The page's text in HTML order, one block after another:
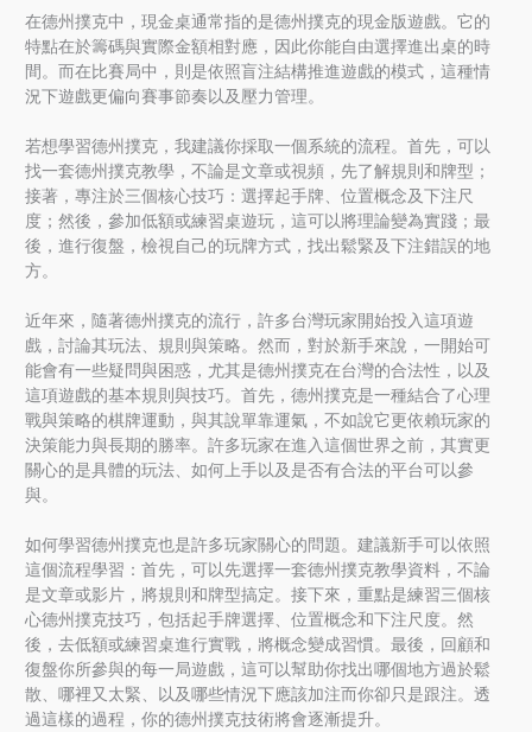
在德州撲克中，現金桌通常指的是德州撲克的現金版遊戲。它的
特點在於籌碼與實際金額相對應，因此你能自由選擇進出桌的時
間。而在比賽局中，則是依照盲注結構推進遊戲的模式，這種情
況下遊戲更偏向賽事節奏以及壓力管理。
若想學習德州撲克，我建議你採取一個系統的流程。首先，可以
找一套德州撲克教學，不論是文章或視頻，先了解規則和牌型；
接著，專注於三個核心技巧：選擇起手牌、位置概念及下注尺
度；然後，參加低額或練習桌遊玩，這可以將理論變為實踐；最
後，進行復盤，檢視自己的玩牌方式，找出鬆緊及下注錯誤的地
方。
近年來，隨著德州撲克的流行，許多台灣玩家開始投入這項遊
戲，討論其玩法、規則與策略。然而，對於新手來說，一開始可
能會有一些疑問與困惑，尤其是德州撲克在台灣的合法性，以及
這項遊戲的基本規則與技巧。首先，德州撲克是一種結合了心理
戰與策略的棋牌運動，與其說單靠運氣，不如說它更依賴玩家的
決策能力與長期的勝率。許多玩家在進入這個世界之前，其實更
關心的是具體的玩法、如何上手以及是否有合法的平台可以參
與。
如何學習德州撲克也是許多玩家關心的問題。建議新手可以依照
這個流程學習：首先，可以先選擇一套德州撲克教學資料，不論
是文章或影片，將規則和牌型搞定。接下來，重點是練習三個核
心德州撲克技巧，包括起手牌選擇、位置概念和下注尺度。然
後，去低額或練習桌進行實戰，將概念變成習慣。最後，回顧和
復盤你所參與的每一局遊戲，這可以幫助你找出哪個地方過於鬆
散、哪裡又太緊、以及哪些情況下應該加注而你卻只是跟注。透
過這樣的過程，你的德州撲克技術將會逐漸提升。